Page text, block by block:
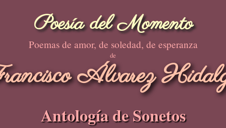
Poesía del Momento
Poemas de amor, de soledad, de esperanza
de
Álvarez
Antología de Sonetos